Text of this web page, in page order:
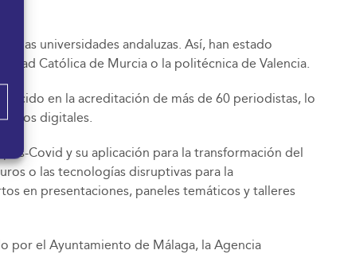
las universidades andaluzas. Así, han estado
Católica de Murcia o la politécnica de Valencia.
en la acreditación de más de 60 periodistas, lo
digitales.
Covid y su aplicación para la transformación del
o las tecnologías disruptivas para la
en presentaciones, paneles temáticos y talleres
por el Ayuntamiento de Málaga, la Agencia